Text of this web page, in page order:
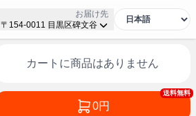
お届け先
〒154-0011 目黒区碑文谷
カートに商品はありません
送料無料
0円